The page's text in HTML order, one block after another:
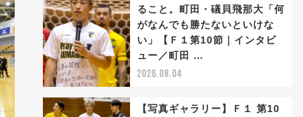
ること。町田・礒貝飛那大「何
がなんでも勝たないといけな
い」【Ｆ１第10節｜インタビ
ュー／町田 …
2026.08.04
【写真ギャラリー】Ｆ１ 第10